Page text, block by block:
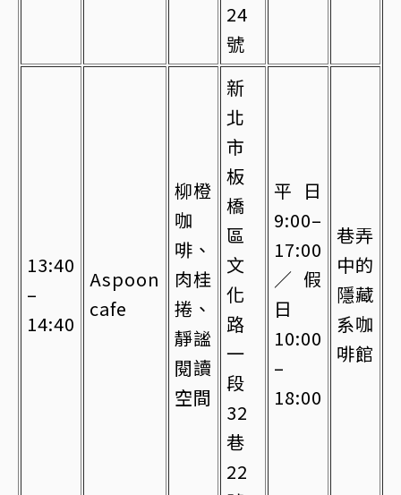
24
號
13:40
–
14:40
Aspoon
cafe
柳橙
咖
啡、
肉桂
捲、
靜謐
閱讀
空間
新
北
市
板
橋
區
文
化
路
一
段
32
巷
22
平日
9:00–
17:00
／假
日
10:00
–
18:00
巷弄
中的
隱藏
系咖
啡館